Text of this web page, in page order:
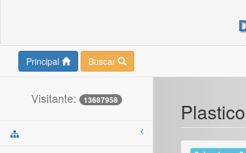
Principal Buscar
Visitante: 13687958